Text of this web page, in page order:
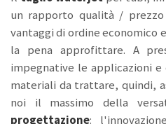
un rapporto qualità /
vantaggi di ordine economico
la pena approfittare. A
impegnative le applicazioni
materiali da trattare, quindi,
noi il massimo della
progettazione: